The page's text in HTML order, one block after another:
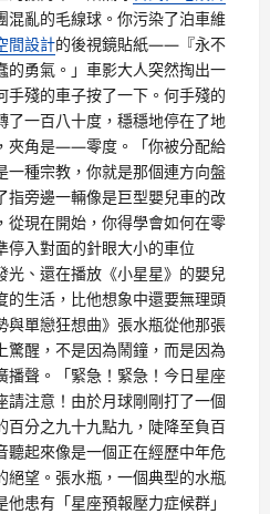
混亂的毛線球。你污染了泊車維
間設計的後視鏡貼紙——『永不
的勇氣。」車影大人突然掏出一
手殘的車子按了一下。何手殘的
了一百八十度，穩穩地停在了地
夾角是——零度。「你被分配給
一種宗教，你就是那個連方向盤
指旁邊一輛像是巨型嬰兒車的改
從現在開始，你得學會如何在零
停入對面的針眼大小的車位
光、還在播放《小星星》的嬰兒
的生活，比他想象中還要無理頭
與單戀狂想曲》張水瓶從他那張
驚醒，不是因為鬧鐘，而是因為
播聲。「緊急！緊急！今日星座
請注意！由於月球剛剛打了一個
百分之九十九點九，陡降至負百
聽起來像是一個正在經歷中年危
絕望。張水瓶，一個典型的水瓶
患有「星座預報壓力症候群」